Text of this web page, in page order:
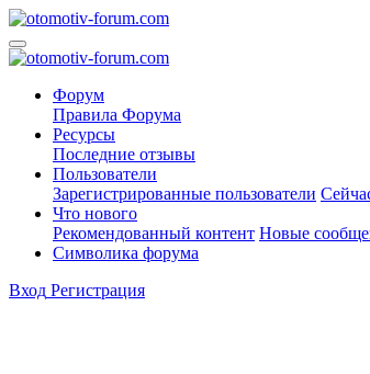
Форум
Правила Форума
Ресурсы
Последние отзывы
Пользователи
Зарегистрированные пользователи
Что нового
Рекомендованный контент Новые
Символика форума
Вход Регистрация